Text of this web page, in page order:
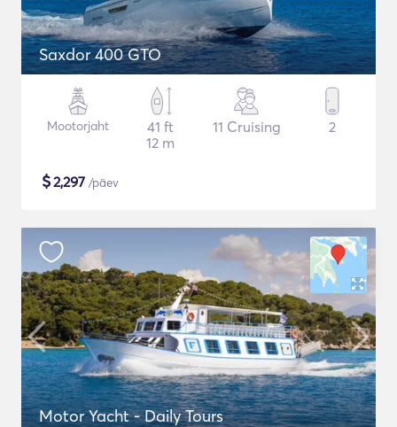
Saxdor 400 GTO
Mootorjaht
41 ft
12 m
11 Cruising 2
$2,297 /päev
Motor Yacht - Daily Tours